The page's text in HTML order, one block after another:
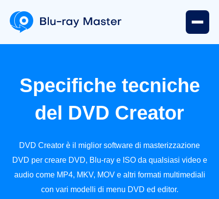
Specifiche tecniche
del DVD Creator
DVD Creator è il miglior software di masterizzazione
DVD per creare DVD, Blu-ray e ISO da qualsiasi video e
audio come MP4, MKV, MOV e altri formati multimediali
con vari modelli di menu DVD ed editor.